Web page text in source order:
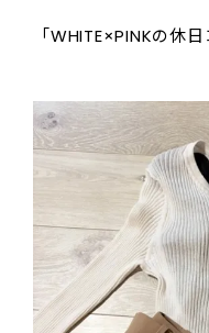
「WHITE×PINKの休